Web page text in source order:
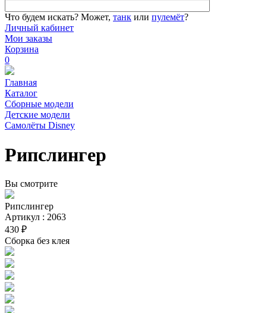
Что будем искать? Может, танк или пулемёт?
Личный кабинет
Мои заказы
Корзина
0
Главная
Каталог
Сборные модели
Детские модели
Самолёты Disney
Рипслингер
Вы смотрите
Рипслингер
Артикул : 2063
430 ₽
Сборка без клея